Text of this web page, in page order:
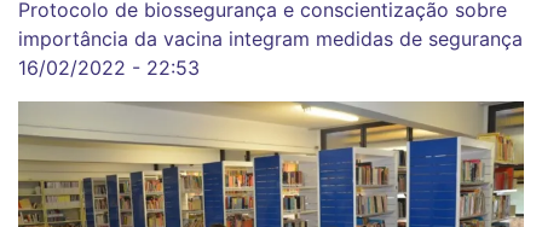
Protocolo de biossegurança e conscientização sobre
importância da vacina integram medidas de segurança
16/02/2022 - 22:53